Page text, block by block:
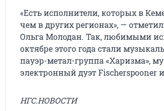
«Есть исполнители, которых в
чем в других регионах», —
Ольга Молодан. Так, любимыми
октябре этого года стали
пауэр-метал-группа «Харизма»,
электронный дуэт Fischerspooner
НГС.НОВОСТИ